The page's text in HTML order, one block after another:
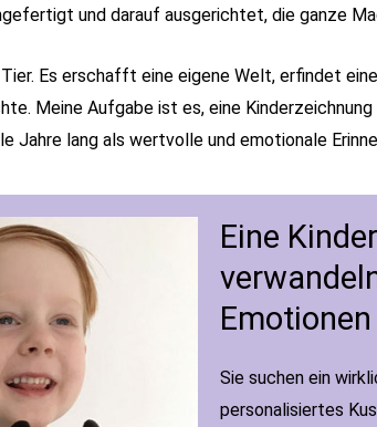
und darauf ausgerichtet, die ganze
Es erschafft eine eigene Welt, erfindet
Meine Aufgabe ist es, eine
Jahre lang als wertvolle und emotionale
Eine
Emotionen
Sie suchen ein
personalisiertes